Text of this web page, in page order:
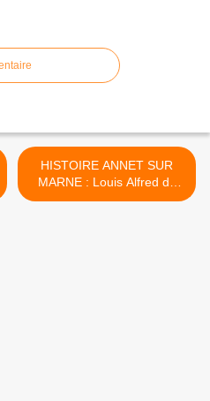
HISTOIRE ANNET SUR
MARNE : Louis Alfred de
COLOMBEL, Conseiller